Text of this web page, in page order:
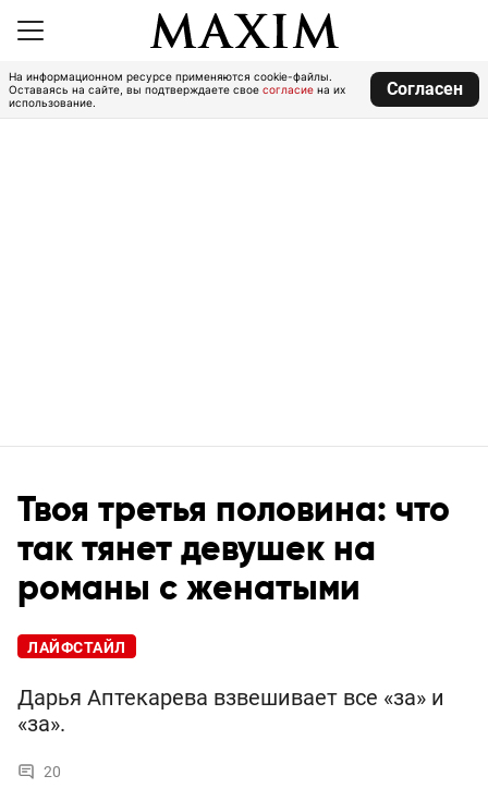
На информационном ресурсе применяются cookie-файлы.
Оставаясь на сайте, вы подтверждаете свое согласие на их
использование.
Согласен
Твоя третья половина: что
так тянет девушек на
романы с женатыми
ЛАЙФСТАЙЛ
Дарья Аптекарева взвешивает все «за» и
«за».
20